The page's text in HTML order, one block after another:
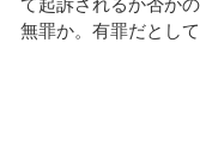
無罪か。有罪だとし